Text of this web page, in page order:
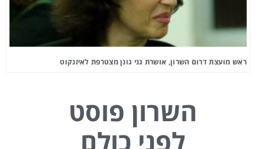
ראש מועצת דרום השרון, אושרת גני גונן מצטרפת לאיזנקוט
השרון פוסט
לפני כולם